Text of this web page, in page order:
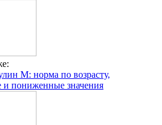
М: норма по возрасту,
пониженные значения